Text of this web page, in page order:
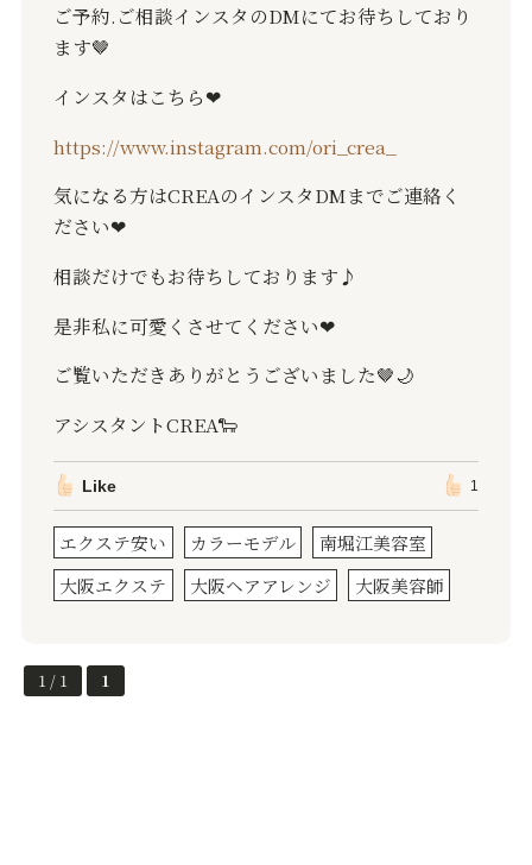
ご予約. ご相談インスタのDMにてお待ちしており
ます🤎
インスタはこちら❤︎
https://www.instagram.com/ori_crea_
気になる方はCREAのインスタDMまでご連絡く
ださい❤︎
相談だけでもお待ちしております♪
是非私に可愛くさせてください❤︎
ご覧いただきありがとうございました🤎🌙
アシスタントCREA🐑
Like 1
エクステ安い カラーモデル
南堀江美容室
大阪エクステ
大阪ヘアアレンジ 大阪美容師
1 / 1 1